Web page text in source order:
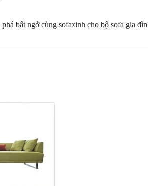
bất ngở cùng sofaxinh cho bộ sofa gia